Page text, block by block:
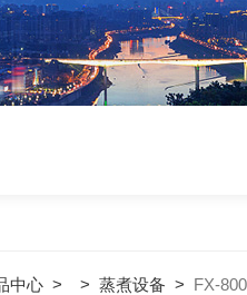
中心> > 蒸煮设备 > FX-